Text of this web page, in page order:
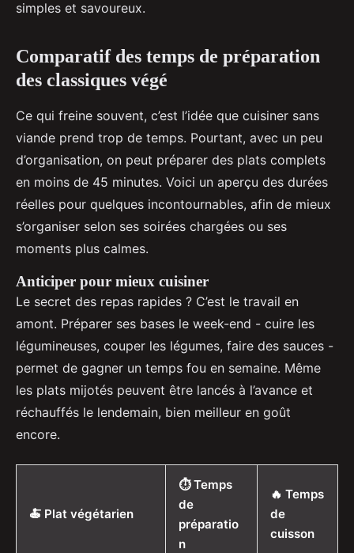
simples et savoureux.
Comparatif des temps de préparation
des classiques végé
Ce qui freine souvent, c’est l’idée que cuisiner sans
viande prend trop de temps. Pourtant, avec un peu
d’organisation, on peut préparer des plats complets
en moins de 45 minutes. Voici un aperçu des durées
réelles pour quelques incontournables, afin de mieux
s’organiser selon ses soirées chargées ou ses
moments plus calmes.
Anticiper pour mieux cuisiner
Le secret des repas rapides ? C’est le travail en
amont. Préparer ses bases le week-end - cuire les
légumineuses, couper les légumes, faire des sauces -
permet de gagner un temps fou en semaine. Même
les plats mijotés peuvent être lancés à l’avance et
réchauffés le lendemain, bien meilleur en goût
encore.
🍝 Plat végétarien
⏱️ Temps
de
préparatio
n
🔥 Temps
de
cuisson